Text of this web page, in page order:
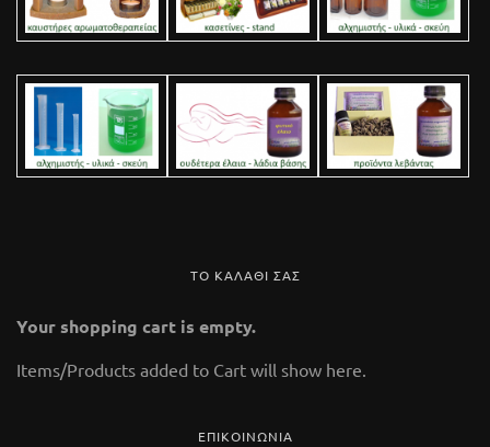
ΤΟ ΚΑΛΑΘΙ ΣΑΣ
Your shopping cart is empty.
Items/Products added to Cart will show here.
ΕΠΙΚΟΙΝΩΝΙΑ